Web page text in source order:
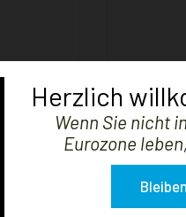
ZEIGEN
Herzlich
Wenn Sie nicht
Eurozone